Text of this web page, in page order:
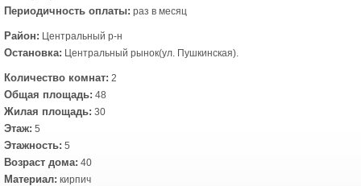
Периодичность оплаты: раз в месяц
Район: Центральный р-н
Остановка: Центральный рынок(ул. Пушкинская).
Количество комнат: 2
Общая площадь: 48
Жилая площадь: 30
Этаж: 5
Этажность: 5
Возраст дома: 40
Материал: кирпич